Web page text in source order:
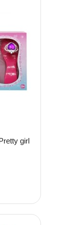
girl